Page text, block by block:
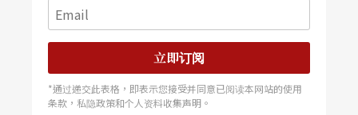
立即订阅
*通过递交此表格，即表示您接受并同意已阅读本网站的使用
条款，私隐政策和个人资料收集声明。